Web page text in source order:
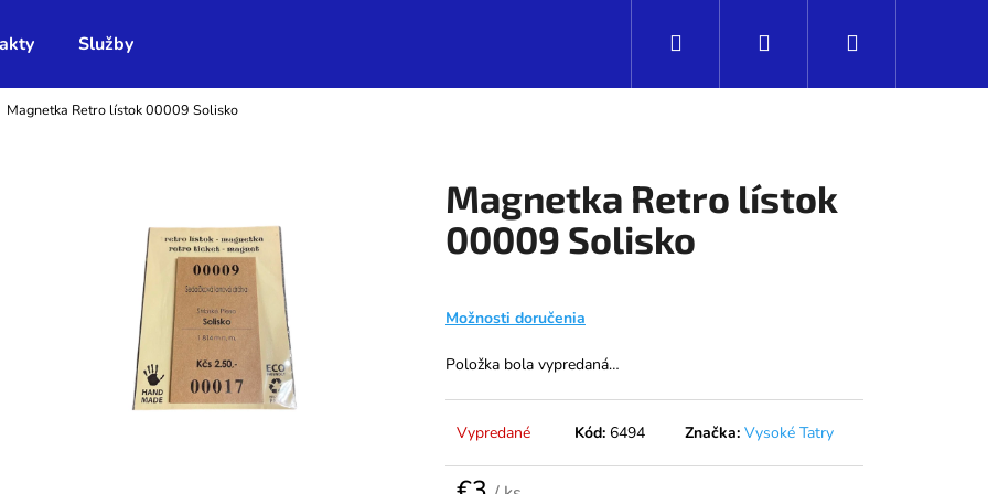
Služby Prihlásenie
Magnetka Retro lístok 00009 Solisko
Magnetka Retro lístok
00009 Solisko
Možnosti doručenia
Položka bola vypredaná…
Vypredané Kód: 6494 Značka:Vysoké Tatry
Čo potrebujete nájsť?
Odporúčame
Nasledujúce